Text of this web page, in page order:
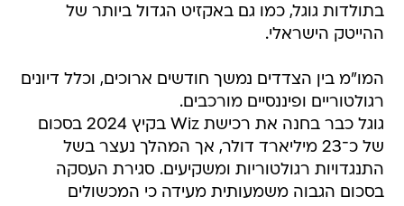
בתולדות גוגל, כמו גם באקזיט הגדול ביותר של
ההייטק הישראלי.
המו"מ בין הצדדים נמשך חודשים ארוכים, וכלל דיונים
רגולטוריים ופיננסיים מורכבים.
גוגל כבר בחנה את רכישת Wiz בקיץ 2024 בסכום
של כ־23 מיליארד דולר, אך המהלך נעצר בשל
התנגדויות רגולטוריות ומשקיעים. סגירת העסקה
בסכום הגבוה משמעותית מעידה כי המכשולים